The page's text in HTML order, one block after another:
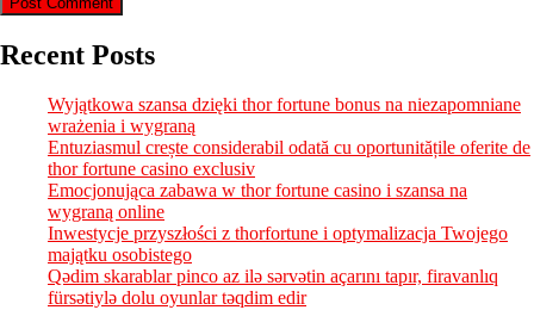
Recent Posts
Wyjątkowa szansa dzięki thor fortune bonus na niezapomniane
wrażenia i wygraną
Entuziasmul crește considerabil odată cu oportunitățile oferite de
thor fortune casino exclusiv
Emocjonująca zabawa w thor fortune casino i szansa na
wygraną online
Inwestycje przyszłości z thorfortune i optymalizacja Twojego
majątku osobistego
Qədim skarablar pinco az ilə sərvətin açarını tapır, firavanlıq
fürsətiylə dolu oyunlar təqdim edir